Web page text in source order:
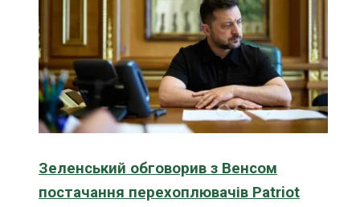
Зеленський обговорив з Венсом
постачання перехоплювачів Patriot